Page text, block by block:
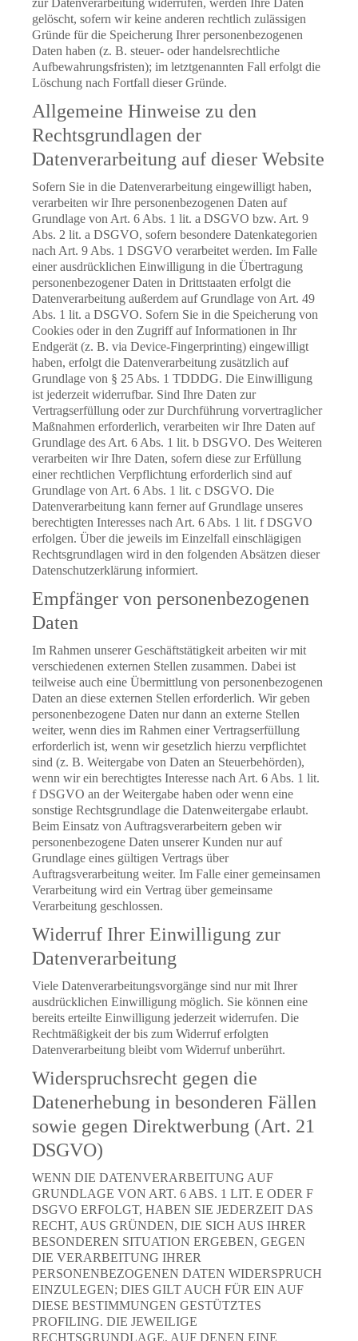
zur Datenverarbeitung widerrufen, werden Ihre Daten
gelöscht, sofern wir keine anderen rechtlich zulässigen
Gründe für die Speicherung Ihrer personenbezogenen
Daten haben (z. B. steuer- oder handelsrechtliche
Aufbewahrungsfristen); im letztgenannten Fall erfolgt die
Löschung nach Fortfall dieser Gründe.
Allgemeine Hinweise zu den
Rechtsgrundlagen der
Datenverarbeitung auf dieser Website
Sofern Sie in die Datenverarbeitung eingewilligt haben,
verarbeiten wir Ihre personenbezogenen Daten auf
Grundlage von Art. 6 Abs. 1 lit. a DSGVO bzw. Art. 9
Abs. 2 lit. a DSGVO, sofern besondere Datenkategorien
nach Art. 9 Abs. 1 DSGVO verarbeitet werden. Im Falle
einer ausdrücklichen Einwilligung in die Übertragung
personenbezogener Daten in Drittstaaten erfolgt die
Datenverarbeitung außerdem auf Grundlage von Art. 49
Abs. 1 lit. a DSGVO. Sofern Sie in die Speicherung von
Cookies oder in den Zugriff auf Informationen in Ihr
Endgerät (z. B. via Device-Fingerprinting) eingewilligt
haben, erfolgt die Datenverarbeitung zusätzlich auf
Grundlage von § 25 Abs. 1 TDDDG. Die Einwilligung
ist jederzeit widerrufbar. Sind Ihre Daten zur
Vertragserfüllung oder zur Durchführung vorvertraglicher
Maßnahmen erforderlich, verarbeiten wir Ihre Daten auf
Grundlage des Art. 6 Abs. 1 lit. b DSGVO. Des Weiteren
verarbeiten wir Ihre Daten, sofern diese zur Erfüllung
einer rechtlichen Verpflichtung erforderlich sind auf
Grundlage von Art. 6 Abs. 1 lit. c DSGVO. Die
Datenverarbeitung kann ferner auf Grundlage unseres
berechtigten Interesses nach Art. 6 Abs. 1 lit. f DSGVO
erfolgen. Über die jeweils im Einzelfall einschlägigen
Rechtsgrundlagen wird in den folgenden Absätzen dieser
Datenschutzerklärung informiert.
Empfänger von personenbezogenen
Daten
Im Rahmen unserer Geschäftstätigkeit arbeiten wir mit
verschiedenen externen Stellen zusammen. Dabei ist
teilweise auch eine Übermittlung von personenbezogenen
Daten an diese externen Stellen erforderlich. Wir geben
personenbezogene Daten nur dann an externe Stellen
weiter, wenn dies im Rahmen einer Vertragserfüllung
erforderlich ist, wenn wir gesetzlich hierzu verpflichtet
sind (z. B. Weitergabe von Daten an Steuerbehörden),
wenn wir ein berechtigtes Interesse nach Art. 6 Abs. 1 lit.
f DSGVO an der Weitergabe haben oder wenn eine
sonstige Rechtsgrundlage die Datenweitergabe erlaubt.
Beim Einsatz von Auftragsverarbeitern geben wir
personenbezogene Daten unserer Kunden nur auf
Grundlage eines gültigen Vertrags über
Auftragsverarbeitung weiter. Im Falle einer gemeinsamen
Verarbeitung wird ein Vertrag über gemeinsame
Verarbeitung geschlossen.
Widerruf Ihrer Einwilligung zur
Datenverarbeitung
Viele Datenverarbeitungsvorgänge sind nur mit Ihrer
ausdrücklichen Einwilligung möglich. Sie können eine
bereits erteilte Einwilligung jederzeit widerrufen. Die
Rechtmäßigkeit der bis zum Widerruf erfolgten
Datenverarbeitung bleibt vom Widerruf unberührt.
Widerspruchsrecht gegen die
Datenerhebung in besonderen Fällen
sowie gegen Direktwerbung (Art. 21
DSGVO)
WENN DIE DATENVERARBEITUNG AUF
GRUNDLAGE VON ART. 6 ABS. 1 LIT. E ODER F
DSGVO ERFOLGT, HABEN SIE JEDERZEIT DAS
RECHT, AUS GRÜNDEN, DIE SICH AUS IHRER
BESONDEREN SITUATION ERGEBEN, GEGEN
DIE VERARBEITUNG IHRER
PERSONENBEZOGENEN DATEN WIDERSPRUCH
EINZULEGEN; DIES GILT AUCH FÜR EIN AUF
DIESE BESTIMMUNGEN GESTÜTZTES
PROFILING. DIE JEWEILIGE
RECHTSGRUNDLAGE, AUF DENEN EINE